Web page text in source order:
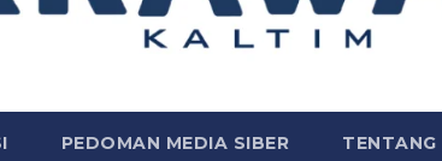
PEDOMAN MEDIA SIBER TENTANG